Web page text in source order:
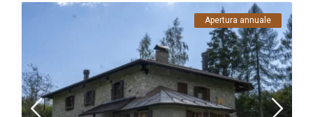
Apertura annuale